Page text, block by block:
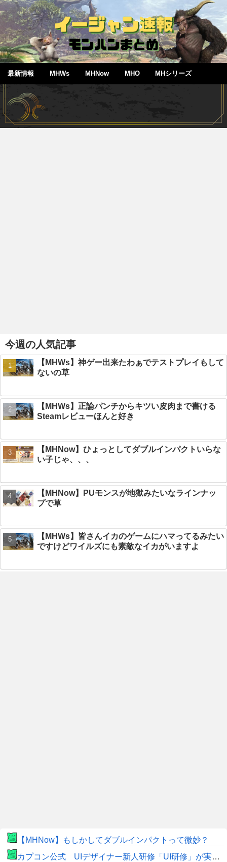
最新情報 MHWs MHNow MHO MHシリーズ
今週の人気記事
【MHWs】神ゲー出来たわぁでテストプレイもして
ないの草
【MHWs】正論パンチからキツい皮肉まで書ける
Steamレビューほんと好き
【MHNow】ひょっとしてダブルインパクトいらな
い子じゃ、、、
【MHNow】PUモンスが地獄みたいなラインナッ
プで草
【MHWs】皆さんイカのゲームにハマってるみたい
ですけどワイルズにも素敵なイカがいますよ
【MHNow】もしかしてダブルインパクトって微妙？
カプコン公式 UIデザイナー新人研修「UI研修」が実装まで進みました！